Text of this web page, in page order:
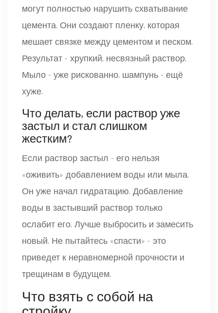
могут полностью нарушить схватывание
цемента. Они создают пленку, которая
мешает связке между цементом и песком.
Результат - хрупкий, несвязный раствор.
Мыло - уже рискованно, шампунь - ещё
хуже.
Что делать, если раствор уже
застыл и стал слишком
жестким?
Если раствор застыл - его нельзя
«оживить» добавлением воды или мыла.
Он уже начал гидратацию. Добавление
воды в застывший раствор только
ослабит его. Лучше выбросить и замесить
новый. Не пытайтесь «спасти» - это
приведет к неравномерной прочности и
трещинам в будущем.
Что взять с собой на